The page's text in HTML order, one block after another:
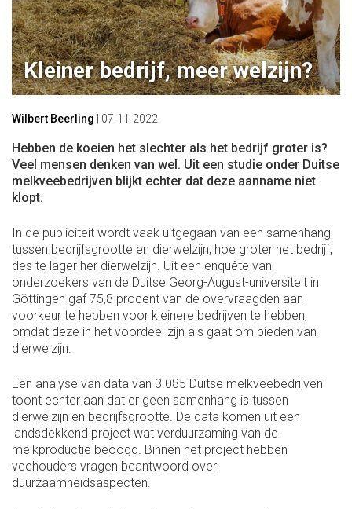
Kleiner bedrijf, meer welzijn?
Wilbert Beerling 07-11-2022
Hebben de koeien het slechter als het bedrijf groter is?
Veel mensen denken van wel. Uit een studie onder Duitse
melkveebedrijven blijkt echter dat deze aanname niet
klopt.
In de publiciteit wordt vaak uitgegaan van een samenhang
tussen bedrijfsgrootte en dierwelzijn; hoe groter het bedrijf,
des te lager her dierwelzijn. Uit een enquête van
onderzoekers van de Duitse Georg-August-universiteit in
Göttingen gaf 75,8 procent van de overvraagden aan
voorkeur te hebben voor kleinere bedrijven te hebben,
omdat deze in het voordeel zijn als gaat om bieden van
dierwelzijn.
Een analyse van data van 3.085 Duitse melkveebedrijven
toont echter aan dat er geen samenhang is tussen
dierwelzijn en bedrijfsgrootte. De data komen uit een
landsdekkend project wat verduurzaming van de
melkproductie beoogd. Binnen het project hebben
veehouders vragen beantwoord over
duurzaamheidsaspecten.